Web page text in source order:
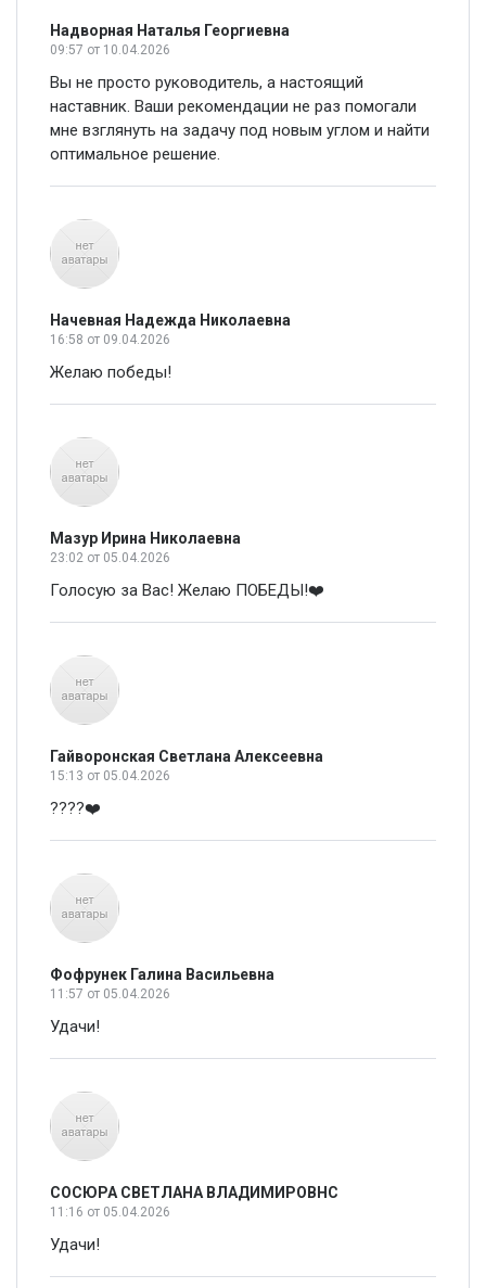
Надворная Наталья Георгиевна
09:57 от 10.04.2026
Вы не просто руководитель, а настоящий
наставник. Ваши рекомендации не раз помогали
мне взглянуть на задачу под новым углом и найти
оптимальное решение.
Начевная Надежда Николаевна
16:58 от 09.04.2026
Желаю победы!
Мазур Ирина Николаевна
23:02 от 05.04.2026
Голосую за Вас! Желаю ПОБЕДЫ!❤️
Гайворонская Светлана Алексеевна
15:13 от 05.04.2026
????❤️
Фофрунек Галина Васильевна
11:57 от 05.04.2026
Удачи!
СОСЮРА СВЕТЛАНА ВЛАДИМИРОВНС
11:16 от 05.04.2026
Удачи!